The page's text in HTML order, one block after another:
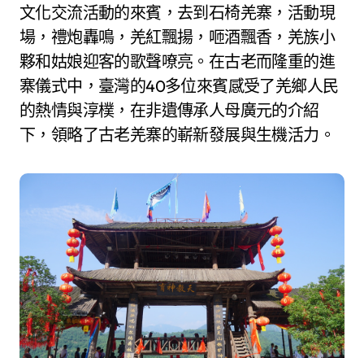
文化交流活動的來賓，去到石椅羌寨，活動現
場，禮炮轟鳴，羌紅飄揚，咂酒飄香，羌族小
夥和姑娘迎客的歌聲嘹亮。在古老而隆重的進
寨儀式中，臺灣的40多位來賓感受了羌鄉人民
的熱情與淳樸，在非遺傳承人母廣元的介紹
下，領略了古老羌寨的嶄新發展與生機活力。